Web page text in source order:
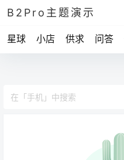
B2Pro主题演示
星球 小店 供求 问答